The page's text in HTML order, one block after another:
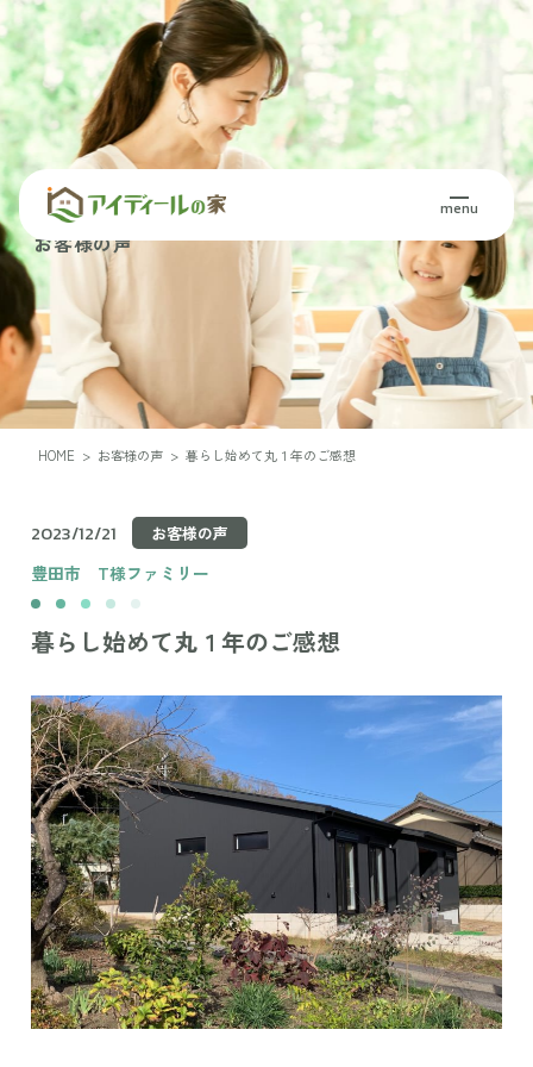
menu
Voice
お客様の声
HOME > お客様の声 > 暮らし始めて丸１年のご感想
2023/12/21 お客様の声
豊田市 T様ファミリー
暮らし始めて丸１年のご感想